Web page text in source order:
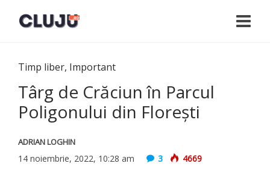
Timp liber, Important
Târg de Crăciun în Parcul
Poligonului din Floreşti
ADRIAN LOGHIN
14 noiembrie, 2022, 10:28 am 3 4669